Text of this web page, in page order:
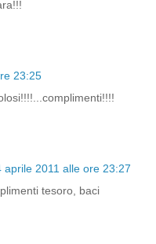
23:25
aprile 2011 alle ore 23:27
tesoro, baci